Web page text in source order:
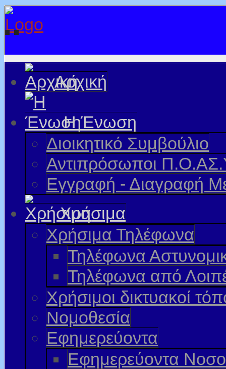
Αρχική
Η Ένωση
Διοικητικό Συμβούλιο
Αντιπρόσωποι
Εγγραφή - Διαγραφή
Χρήσιμα
Χρήσιμα Τηλέφωνα
Τηλέφωνα
Τηλέφωνα από
Χρήσιμοι δικτυακοί
Νομοθεσία
Εφημερεύοντα
Εφημερεύοντα